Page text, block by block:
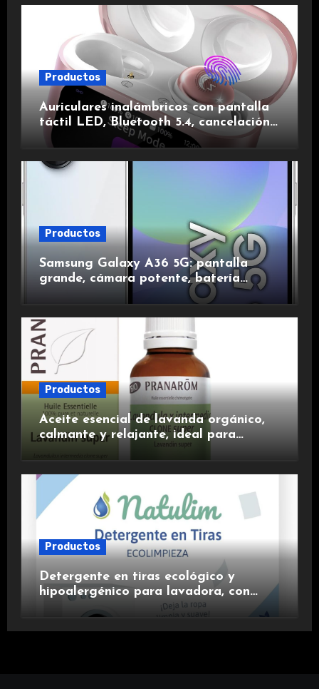
Productos
Auriculares inalámbricos con pantalla
táctil LED, Bluetooth 5.4, cancelación
de ruido, impermeables y de larga
duración.
Productos
Samsung Galaxy A36 5G: pantalla
grande, cámara potente, batería
duradera y carga rápida para una
Productos
Aceite esencial de lavanda orgánico,
calmante y relajante, ideal para
Productos
Detergente en tiras ecológico y
hipoalergénico para lavadora, con
suavizante incluido y fragancia de
lavanda.